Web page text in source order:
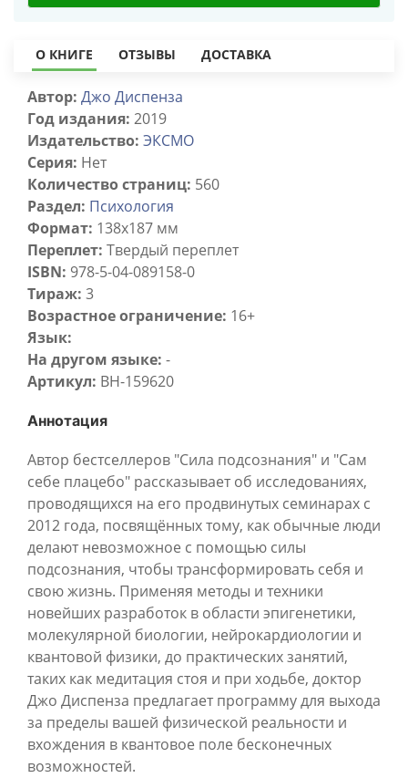
О КНИГЕ ОТЗЫВЫ ДОСТАВКА
Автор: Джо Диспенза
Год издания: 2019
Издательство: ЭКСМО
Серия: Нет
Количество страниц: 560
Раздел: Психология
Формат: 138x187 мм
Переплет: Твердый переплет
ISBN: 978-5-04-089158-0
Тираж: 3
Возрастное ограничение: 16+
Язык:
На другом языке: -
Артикул: BH-159620
Аннотация
Автор бестселлеров "Сила подсознания" и "Сам
себе плацебо" рассказывает об исследованиях,
проводящихся на его продвинутых семинарах с
2012 года, посвящённых тому, как обычные люди
делают невозможное с помощью силы
подсознания, чтобы трансформировать себя и
свою жизнь. Применяя методы и техники
новейших разработок в области эпигенетики,
молекулярной биологии, нейрокардиологии и
квантовой физики, до практических занятий,
таких как медитация стоя и при ходьбе, доктор
Джо Диспенза предлагает программу для выхода
за пределы вашей физической реальности и
вхождения в квантовое поле бесконечных
возможностей.